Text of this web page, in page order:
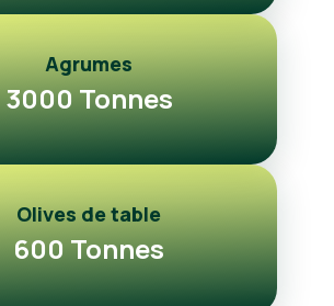
Agrumes
3000 Tonnes
Olives de table
600 Tonnes